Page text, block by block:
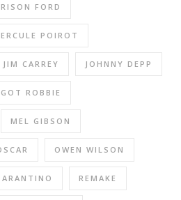
FORD
POIROT
JIM CARREY JOHNNY DEPP
ROBBIE
MEL GIBSON
OWEN WILSON
REMAKE